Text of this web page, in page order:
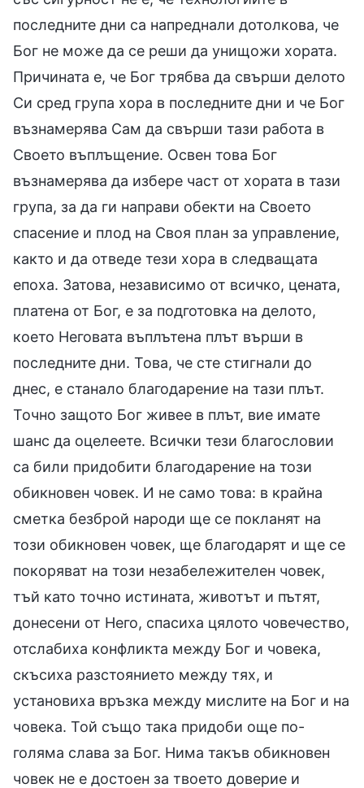
последните дни са напреднали дотолкова, че
Бог не може да се реши да унищожи хората.
Причината е, че Бог трябва да свърши делото
Си сред група хора в последните дни и че Бог
възнамерява Сам да свърши тази работа в
Своето въплъщение. Освен това Бог
възнамерява да избере част от хората в тази
група, за да ги направи обекти на Своето
спасение и плод на Своя план за управление,
както и да отведе тези хора в следващата
епоха. Затова, независимо от всичко, цената,
платена от Бог, е за подготовка на делото,
което Неговата въплътена плът върши в
последните дни. Това, че сте стигнали до
днес, е станало благодарение на тази плът.
Точно защото Бог живее в плът, вие имате
шанс да оцелеете. Всички тези благословии
са били придобити благодарение на този
обикновен човек. И не само това: в крайна
сметка безброй народи ще се покланят на
този обикновен човек, ще благодарят и ще се
покоряват на този незабележителен човек,
тъй като точно истината, животът и пътят,
донесени от Него, спасиха цялото човечество,
отслабиха конфликта между Бог и човека,
скъсиха разстоянието между тях, и
установиха връзка между мислите на Бог и на
човека. Той също така придоби още по-
голяма слава за Бог. Нима такъв обикновен
човек не е достоен за твоето доверие и